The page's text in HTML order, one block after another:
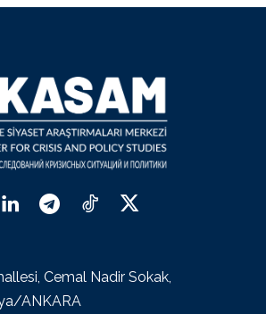
Cemal Nadir Sokak,
ANKARA